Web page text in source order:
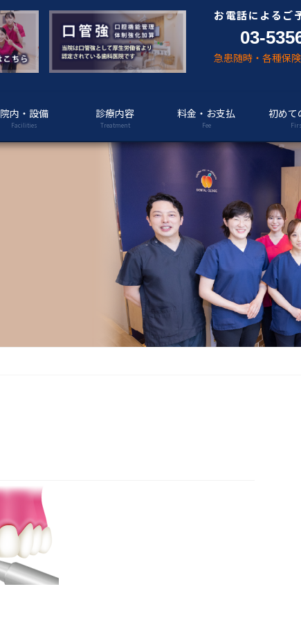
お電話によるご
03-
急患随時・各種保
院内・設備
Facilities
診療内容
Treatment
料金・お支払
Fee
初めて